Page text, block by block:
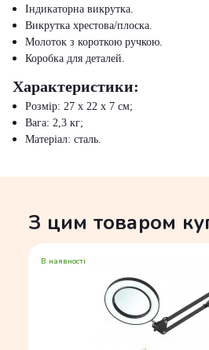
Індикаторна викрутка.
Викрутка хрестова/плоска.
Молоток з короткою ручкою.
Коробка для деталей.
Характеристики:
Розмір: 27 х 22 х 7 см;
Вага: 2,3 кг;
Матеріал: сталь.
З цим товаром
В наявності